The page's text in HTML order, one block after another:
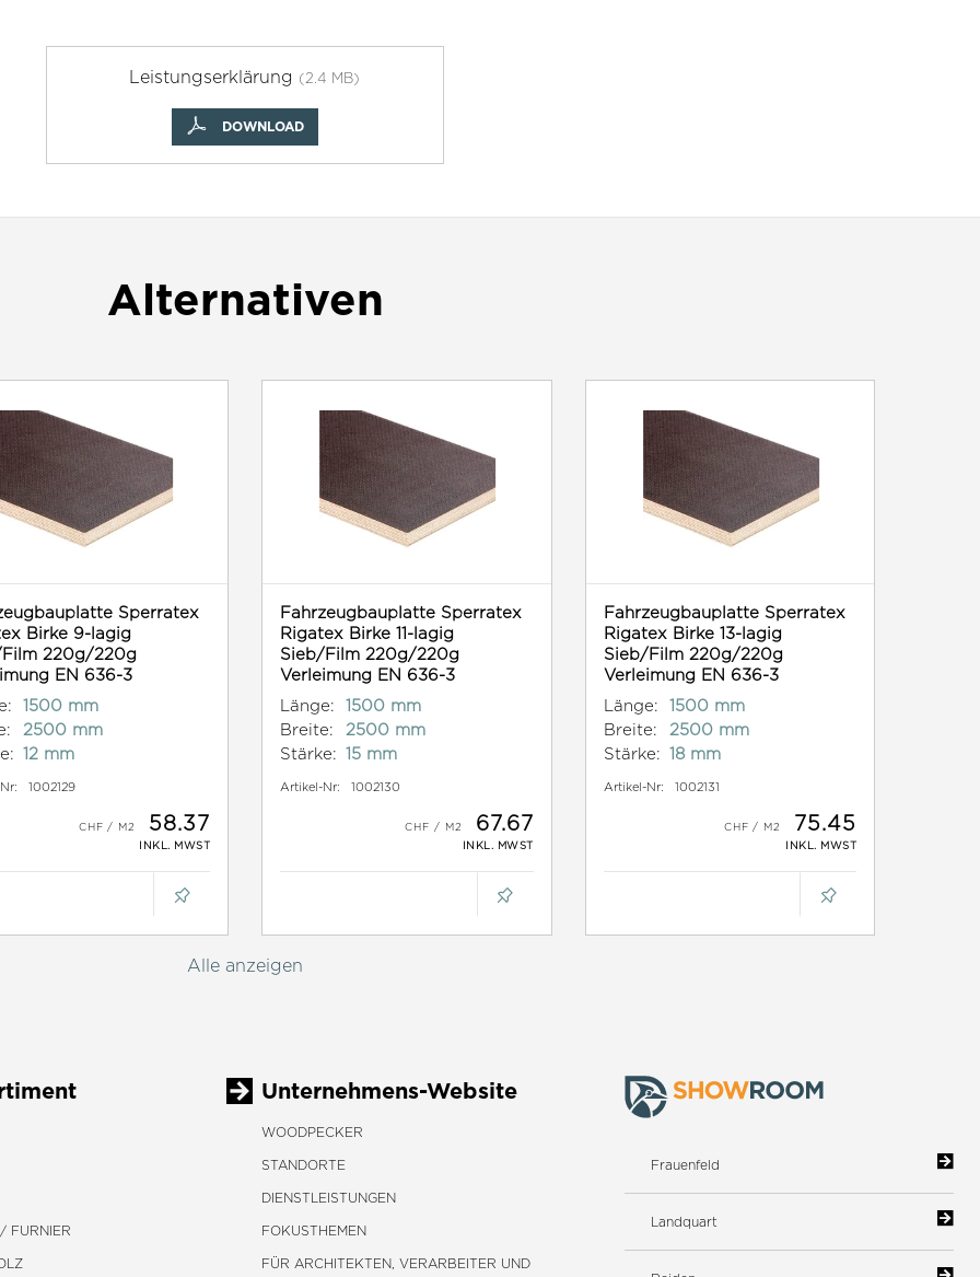
Leistungserklärung (2.4 MB)
DOWNLOAD
Alternativen
Sperratex
Birke 9-lagig
220g/220g
EN 636-3
1500 mm
2500 mm
12 mm
1002129
58.37
INKL. MWST
Fahrzeugbauplatte Sperratex
Rigatex Birke 11-lagig
Sieb/Film 220g/220g
Verleimung EN 636-3
Länge:
1500 mm
Breite:
2500 mm
Stärke: 15 mm
Artikel-Nr: 1002130
67.67
INKL. MWST
Fahrzeugbauplatte Sperratex
Rigatex Birke 13-lagig
Sieb/Film 220g/220g
Verleimung EN 636-3
Länge:
1500 mm
Breite:
2500 mm
Stärke: 18 mm
Artikel-Nr: 1002131
75.45
INKL. MWST
Alle anzeigen
FURNIER
Unternehmens-Website
WOODPECKER
STANDORTE
DIENSTLEISTUNGEN
FOKUSTHEMEN
FÜR ARCHITEKTEN, VERARBEITER UND
Frauenfeld
Landquart